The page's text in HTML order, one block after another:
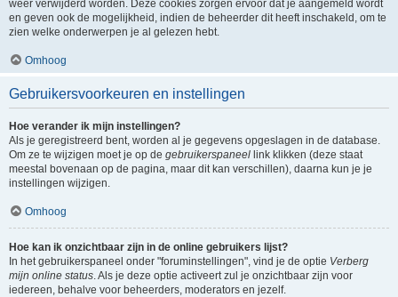
weer verwijderd worden. Deze cookies zorgen ervoor dat je aangemeld wordt
en geven ook de mogelijkheid, indien de beheerder dit heeft inschakeld, om te
zien welke onderwerpen je al gelezen hebt.
Omhoog
Gebruikersvoorkeuren en instellingen
Hoe verander ik mijn instellingen?
Als je geregistreerd bent, worden al je gegevens opgeslagen in de database.
Om ze te wijzigen moet je op de gebruikerspaneel link klikken (deze staat
meestal bovenaan op de pagina, maar dit kan verschillen), daarna kun je je
instellingen wijzigen.
Omhoog
Hoe kan ik onzichtbaar zijn in de online gebruikers lijst?
In het gebruikerspaneel onder "foruminstellingen", vind je de optie Verberg
mijn online status. Als je deze optie activeert zul je onzichtbaar zijn voor
iedereen, behalve voor beheerders, moderators en jezelf.